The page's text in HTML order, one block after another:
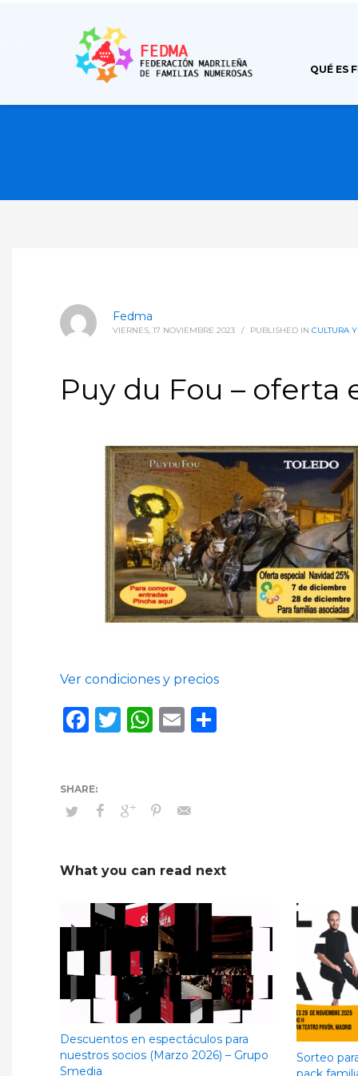
QUÉ ES
Fedma
VIERNES, 17 NOVIEMBRE 2023 / PUBLISHED IN CULTURA
Puy du Fou – oferta
Ver condiciones y precios
Facebook
Twitter
WhatsApp
Email
What you can read next
Descuentos en espectáculos para
nuestros socios (Marzo 2026) – Grupo
Smedia
Sorteo